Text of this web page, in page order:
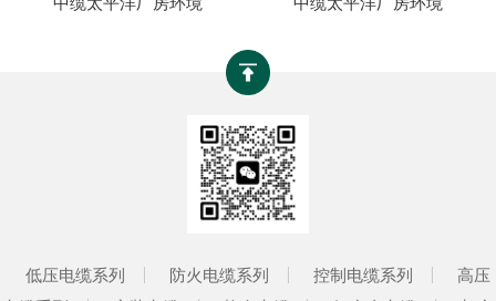
低压电缆系列 防火电缆系列 控制电缆系列
高压